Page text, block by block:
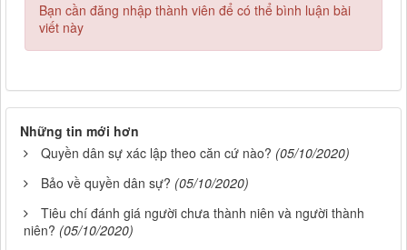
Bạn cần đăng nhập thành viên để có thể bình luận bài
viết này
Những tin mới hơn
Quyền dân sự xác lập theo căn cứ nào? (05/10/2020)
Bảo về quyền dân sự? (05/10/2020)
Tiêu chí đánh giá người chưa thành niên và người thành
niên? (05/10/2020)